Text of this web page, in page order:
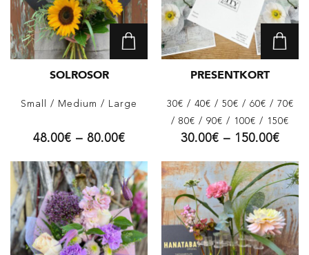
SOLROSOR
Small / Medium / Large
48.00€ – 80.00€
PRESENTKORT
30€ / 40€ / 50€ / 60€ / 70€
/ 80€ / 90€ / 100€ / 150€
30.00€ – 150.00€